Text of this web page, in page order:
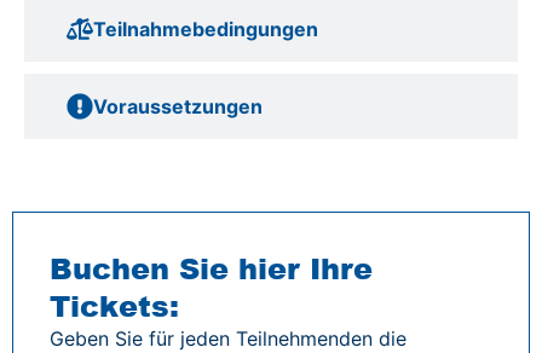
Teilnahme­bedingungen
Voraussetzungen
Buchen Sie hier Ihre
Tickets:
Geben Sie für jeden Teilnehmenden die